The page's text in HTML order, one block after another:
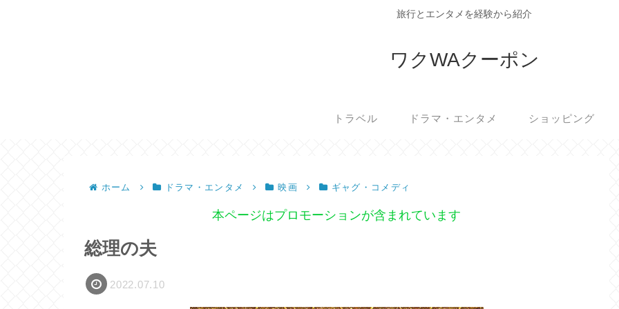
旅行とエンタメを経験から紹介
ワクWAクーポン
トラベル ドラマ・エンタメ ショッピング
ホーム ドラマ・エンタメ 映画 ギャグ・コメディ
本ページはプロモーションが含まれています
総理の夫
2022.07.10